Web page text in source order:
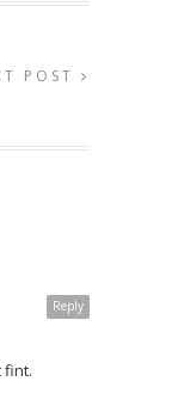
POST
Reply
fint.